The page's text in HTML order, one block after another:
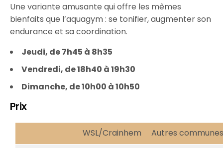
Une variante amusante qui offre les mêmes
bienfaits que l’aquagym : se tonifier, augmenter son
endurance et sa coordination.
Jeudi, de 7h45 à 8h35
Vendredi, de 18h40 à 19h30
Dimanche, de 10h00 à 10h50
Prix
WSL/Crainhem
Autres communes